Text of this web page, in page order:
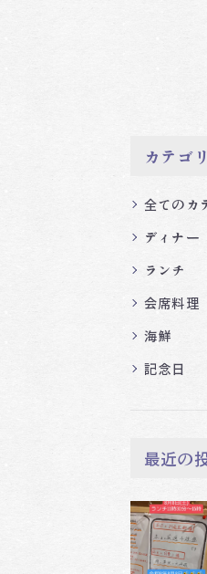
カテゴ
全てのカ
ディナー
ランチ
会席料理
海鮮
記念日
最近の